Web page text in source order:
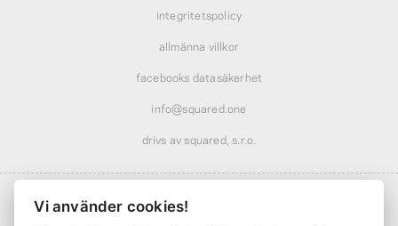
integritetspolicy
allmänna villkor
facebooks datasäkerhet
info@squared.one
drivs av squared, s.r.o.
Vi använder cookies!